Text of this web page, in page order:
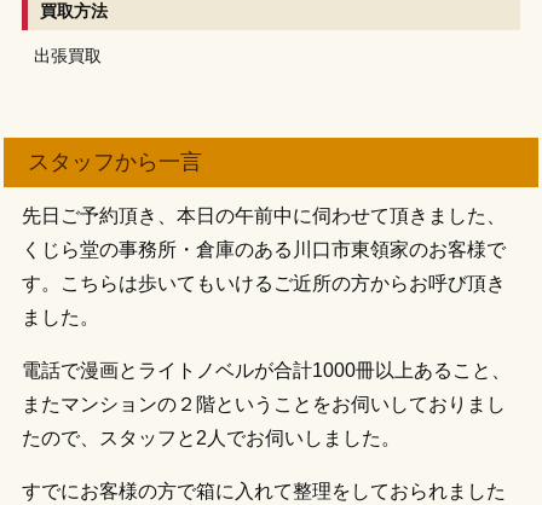
買取方法
出張買取
スタッフから一言
先日ご予約頂き、本日の午前中に伺わせて頂きました、
くじら堂の事務所・倉庫のある川口市東領家のお客様で
す。こちらは歩いてもいけるご近所の方からお呼び頂き
ました。
電話で漫画とライトノベルが合計1000冊以上あること、
またマンションの２階ということをお伺いしておりまし
たので、スタッフと2人でお伺いしました。
すでにお客様の方で箱に入れて整理をしておられました